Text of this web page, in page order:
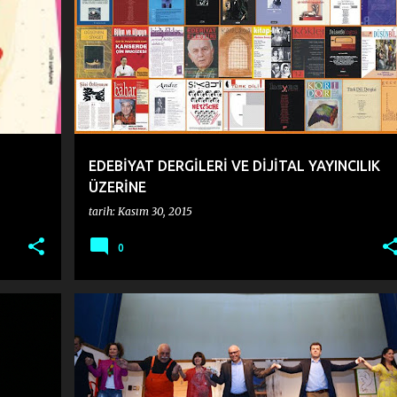
EDEBİYAT DERGİLERİ VE DİJİTAL YAYINCILIK
ÜZERİNE
tarih: Kasım 30, 2015
0